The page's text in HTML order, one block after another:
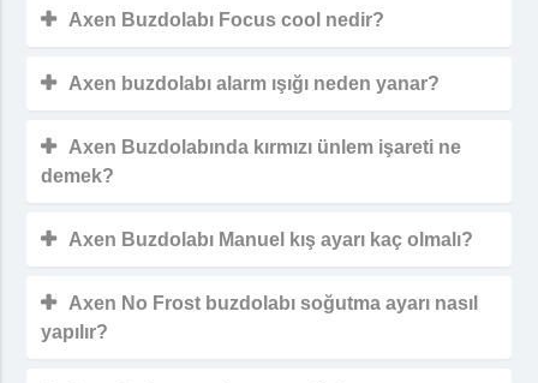
Axen Buzdolabı Focus cool nedir?
Axen buzdolabı alarm ışığı neden yanar?
Axen Buzdolabında kırmızı ünlem işareti ne
demek?
Axen Buzdolabı Manuel kış ayarı kaç olmalı?
Axen No Frost buzdolabı soğutma ayarı nasıl
yapılır?